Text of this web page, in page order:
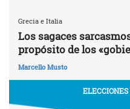
Grecia e Italia
Los sagaces
propósito de los
Marcello Musto